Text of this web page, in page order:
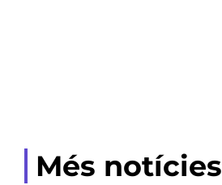
Més notícies